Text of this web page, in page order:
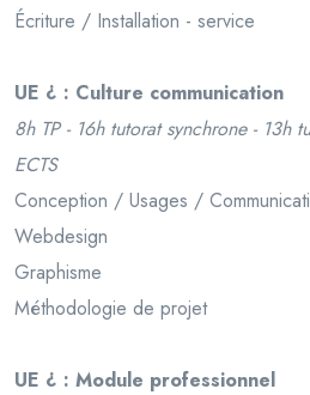
Écriture / Installation - service
UE ¿ : Culture communication
8h TP - 16h tutorat synchrone - 13h
ECTS
Conception / Usages /
Webdesign
Graphisme
Méthodologie de projet
UE ¿ : Module professionnel